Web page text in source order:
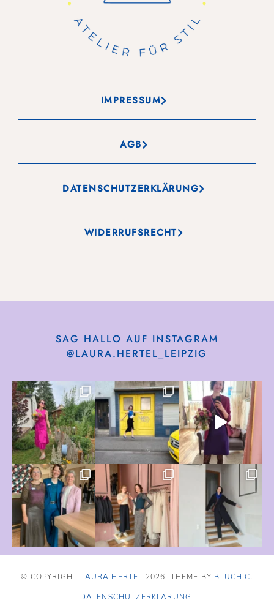
IMPRESSUM
AGB
DATENSCHUTZERKLÄRUNG
WIDERRUFSRECHT
SAG HALLO AUF INSTAGRAM
@LAURA.HERTEL_LEIPZIG
© COPYRIGHT LAURA HERTEL 2026. THEME BY BLUCHIC.
DATENSCHUTZERKLÄRUNG